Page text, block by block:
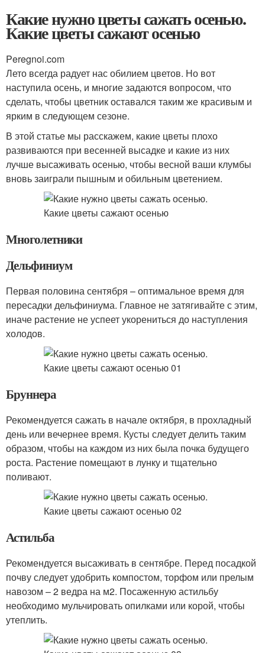
Какие нужно цветы сажать осенью.
Какие цветы сажают осенью
Peregnoi.com
Лето всегда радует нас обилием цветов. Но вот
наступила осень, и многие задаются вопросом, что
сделать, чтобы цветник оставался таким же красивым и
ярким в следующем сезоне.
В этой статье мы расскажем, какие цветы плохо
развиваются при весенней высадке и какие из них
лучше высаживать осенью, чтобы весной ваши клумбы
вновь заиграли пышным и обильным цветением.
Многолетники
Дельфиниум
Первая половина сентября – оптимальное время для
пересадки дельфиниума. Главное не затягивайте с этим,
иначе растение не успеет укорениться до наступления
холодов.
Бруннера
Рекомендуется сажать в начале октября, в прохладный
день или вечернее время. Кусты следует делить таким
образом, чтобы на каждом из них была почка будущего
роста. Растение помещают в лунку и тщательно
поливают.
Астильба
Рекомендуется высаживать в сентябре. Перед посадкой
почву следует удобрить компостом, торфом или прелым
навозом – 2 ведра на м2. Посаженную астильбу
необходимо мульчировать опилками или корой, чтобы
утеплить.